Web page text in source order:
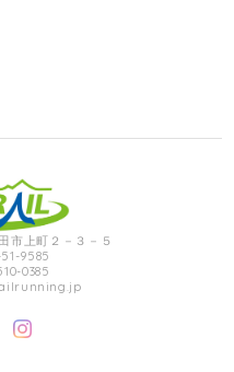
市上町２－３－５
9585
0385